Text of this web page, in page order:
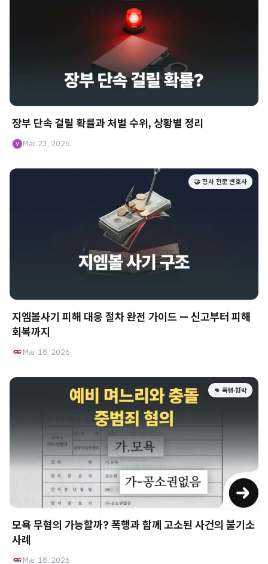
장부 단속 걸릴 확률과 처벌 수위, 상황별 정리
Mar 23, 2026
🤝 형사 전문 변호사
지엠볼사기 피해 대응 절차 완전 가이드 — 신고부터 피해
회복까지
Mar 18, 2026
👊 폭행·협박
모욕 무혐의 가능할까? 폭행과 함께 고소된 사건의 불기소
사례
Mar 18, 2026